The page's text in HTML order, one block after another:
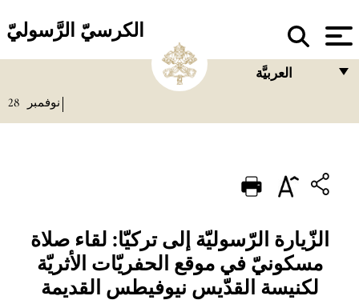
الكرسيّ الرَّسوليّ
العربيَّة
PORTUGUÊS
ESPAÑOL
DEUTSCH
POLSKI
نوفمبر 28
الزّيارة الرّسوليّة إلى تركيّا: لقاء صلاة
مسكونيّ في موقع الحفريّات الأثريّة
لكنيسة القدّيس نيوفيطس القديمة